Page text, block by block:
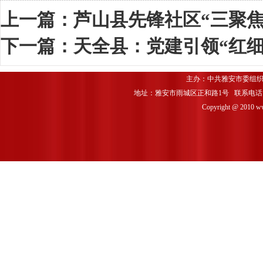
上一篇： 芦山县先锋社区“三聚
下一篇： 天全县：党建引领“红
主办：中共雅安市委组
地址：雅安市雨城区正和路1号 联系电
Copyright @ 2010